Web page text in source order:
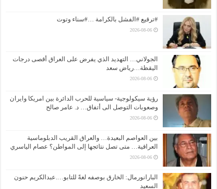
#ترقيع #الفشل بالكرامة …#سناء وتوت
2026-08-06
الجولاني… التهديد الذي يفرض على العراق أقصى درجات
اليقظة…رياض سعد
2026-08-06
رؤية سيكولوجية- سياسية للحرب الدائرة بين امريكا وايران
وصعوبات التوصل الى أتفاق… د. عامر صالح
2026-08-06
بين العواصم البعيدة… والعراق القريب الدبلوماسية
العراقية… متى تصل نتائجها إلى المواطن؟ عصام الياسري
2026-08-06
البارانورمال: الخارق بوصفه لغةً للتابو….عبدالكريم حنون
السعيد